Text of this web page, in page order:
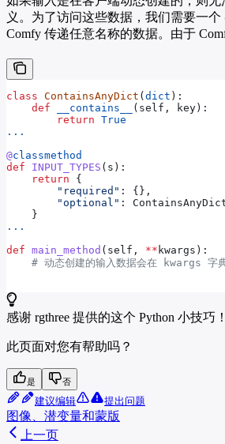
义。为了访问这些数据，我们需要一个
Comfy 传递任意名称的数据。由于
class ContainsAnyDict ( dict ):
    def
__contains__ ( self , key ):
        return
True
...
@classmethod
def INPUT_TYPES ( s ):
    return
{
        "required"
: {},
        "optional"
:
    }
...
def main_method ( self , ** kwargs ):
# 动态创建的输入数据会在 kwargs 字
感谢 rgthree 提供的这个 Python 小技巧！
此页面对您有帮助吗？
是 否
建议编辑 提出问题
图像、潜变量和蒙版
上一页